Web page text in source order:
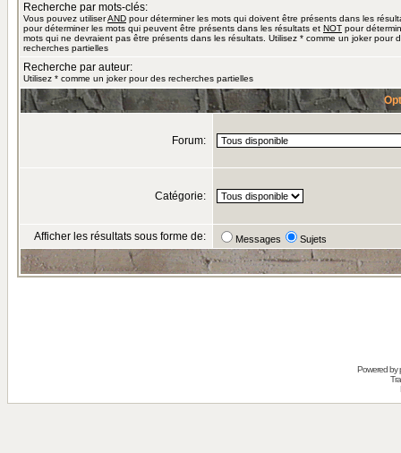
Recherche par mots-clés:
Vous pouvez utiliserAND pour déterminer les mots qui doivent être présents dans les
pour déterminer les mots qui peuvent être présents dans les résultats et NOT pour
mots qui ne devraient pas être présents dans les résultats. Utilisez * comme un joker pour
recherches partielles
Recherche par auteur:
Utilisez * comme un joker pour des recherches partielles
Forum:
Catégorie:
Afficher les résultats sous forme de: Messages Sujets
Powered by